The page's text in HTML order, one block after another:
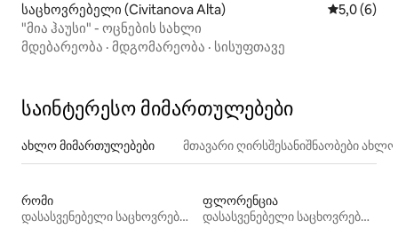
საცხოვრებელი (Civitanova Alta) საშუალო
5,0 (6)
"მია ჰაუსი" - ოცნების სახლი
მდებარეობა · მდგომარეობა · სისუფთავე
საინტერესო მიმართულებები
ახლო მიმართულებები მთავარი ღირსშესანიშნაობები
რომი
დასასვენებელი საცხოვრებლები
ფლორენცია
დასასვენებელი საცხოვრებლები